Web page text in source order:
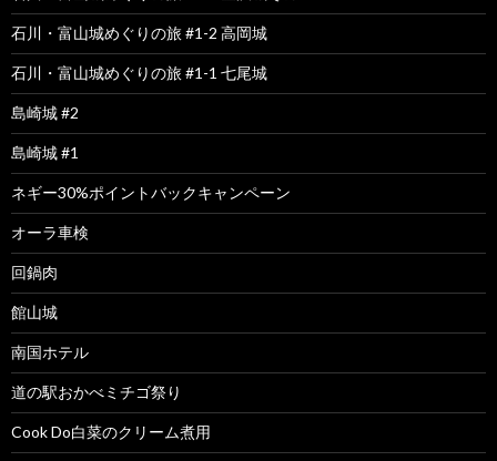
石川・富山城めぐりの旅 #1-2 高岡城
石川・富山城めぐりの旅 #1-1 七尾城
島崎城 #2
島崎城 #1
ネギー30%ポイントバックキャンペーン
オーラ車検
回鍋肉
館山城
南国ホテル
道の駅おかべミチゴ祭り
Cook Do白菜のクリーム煮用